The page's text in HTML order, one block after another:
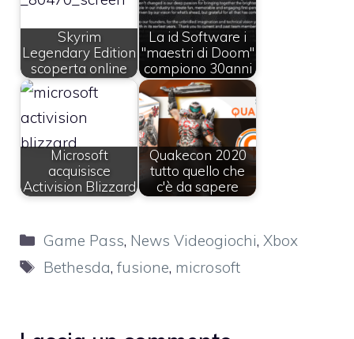
Skyrim
Legendary Edition
scoperta online
La id Software i
"maestri di Doom"
compiono 30anni
Microsoft
acquisisce
Activision Blizzard
Quakecon 2020
tutto quello che
c'è da sapere
Categorie
Game Pass, News Videogiochi,Xbox
Tag
Bethesda,fusione, microsoft